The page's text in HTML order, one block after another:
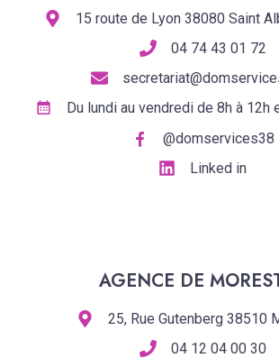
15 route de Lyon 38080 Saint
04 74 43 01 72
Du lundi au vendredi de 8h à 12h
@domservices38
Linked in
AGENCE DE
25, Rue Gutenberg 38510
04 12 04 00 30